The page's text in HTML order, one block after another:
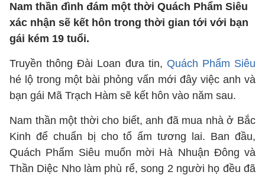
Nam thần đình đám một thời Quách Phẩm Siêu
xác nhận sẽ kết hôn trong thời gian tới với bạn
gái kém 19 tuổi.
Truyền thông Đài Loan đưa tin, Quách Phẩm Siêu
hé lộ trong một bài phỏng vấn mới đây việc anh và
bạn gái Mã Trạch Hàm sẽ kết hôn vào năm sau.
Nam thần một thời cho biết, anh đã mua nhà ở Bắc
Kinh để chuẩn bị cho tổ ấm tương lai. Ban đầu,
Quách Phẩm Siêu muốn mời Hà Nhuận Đông và
Thần Diệc Nho làm phù rể, song 2 người họ đều đã